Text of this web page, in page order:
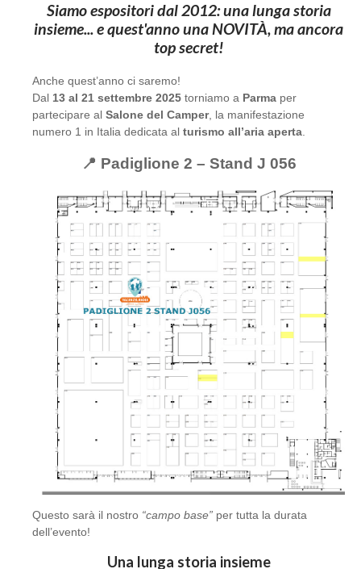
Siamo espositori dal 2012: una lunga storia
insieme... e quest'anno una NOVITÀ, ma ancora
top secret!
Anche quest’anno ci saremo!
Dal 13 al 21 settembre 2025 torniamo a Parma per
partecipare al Salone del Camper, la manifestazione
numero 1 in Italia dedicata al turismo all’aria aperta
📍 Padiglione 2 – Stand J 056
Questo sarà il nostro “campo base” per tutta la durata
dell’evento!
Una lunga storia insieme